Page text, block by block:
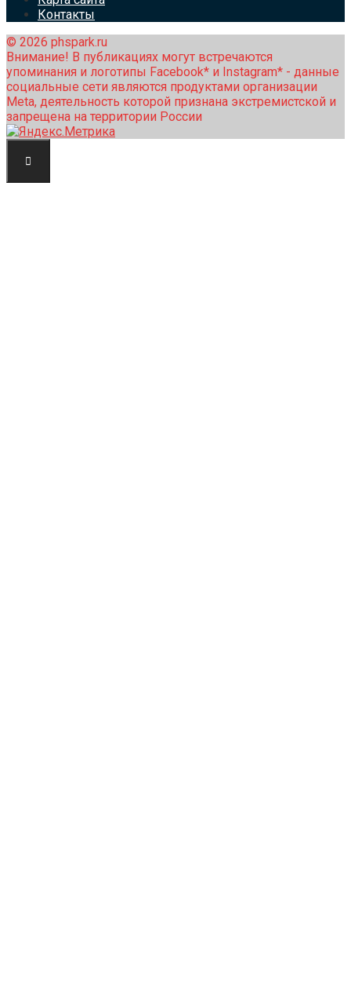
Контакты
© 2026 phspark.ru
Внимание! В публикациях могут встречаются
упоминания и логотипы Facebook* и Instagram* - данные
социальные сети являются продуктами организации
Meta, деятельность которой признана экстремистской и
запрещена на территории России